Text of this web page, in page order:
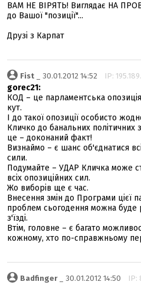
ВАМ НЕ ВІРЯТЬ! Виглядає НА
до Вашої "позиції"...
Друзі з Карпат
Fist _ 30.01.2012 14:52 IP:
gorec21:
КОД – це парламентська
кут.
І до такої опозиції особисто
Кличко до банальних політичних
це – доконаний факт!
Визнаймо – є шанс об'єднатися
сили.
Подумайте – УДАР Кличка може
всіх опозиційних сил.
Жо виборів ще є час.
Внесення змін до Програми цієї
проблем сьогодення можна буде
з'їзді.
Втім, головне – є багато
кожному, хто по-справжньому
Badfinger_ 30.01.2012 14:50 IP: